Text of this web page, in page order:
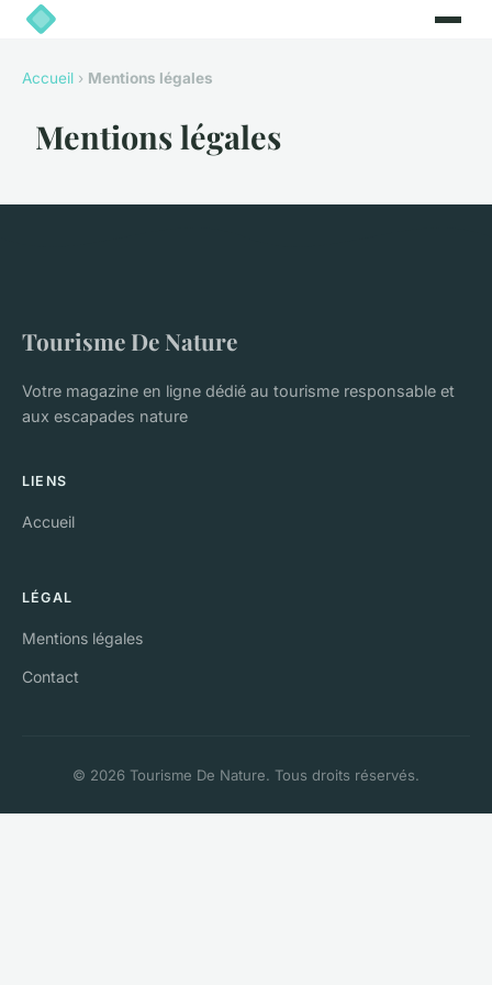
Accueil › Mentions légales
Mentions légales
Tourisme De Nature
Votre magazine en ligne dédié au tourisme responsable et
aux escapades nature
LIENS
Accueil
LÉGAL
Mentions légales
Contact
© 2026 Tourisme De Nature. Tous droits réservés.